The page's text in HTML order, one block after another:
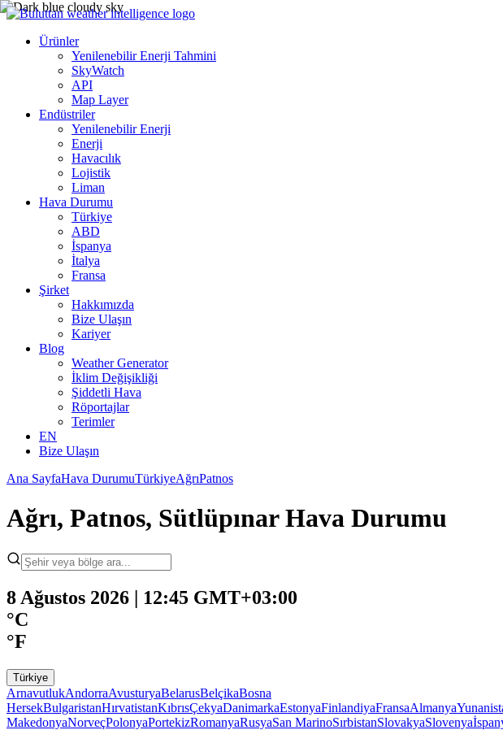
Ürünler
Yenilenebilir Enerji Tahmini
SkyWatch
API
Map Layer
Endüstriler
Yenilenebilir Enerji
Enerji
Havacılık
Lojistik
Liman
Hava Durumu
Türkiye
ABD
İspanya
İtalya
Fransa
Şirket
Hakkımızda
Bize Ulaşın
Kariyer
Blog
Weather Generator
İklim Değişikliği
Şiddetli Hava
Röportajlar
Terimler
EN
Bize Ulaşın
Ana SayfaHava DurumuTürkiyeAğrıPatnos
Ağrı, Patnos, Sütlüpınar Hava Durumu
8 Ağustos 2026 | 12:45 GMT+03:00
°C
°F
Türkiye
ArnavutlukAndorraAvusturyaBelarusBelçikaBosna
HersekBulgaristanHırvatistanKıbrısÇekyaDanimarkaEstonyaFinlandiyaFransaAlmanya
MakedonyaNorveçPolonyaPortekizRomanyaRusyaSan MarinoSırbistanSlovakyaSlovenya